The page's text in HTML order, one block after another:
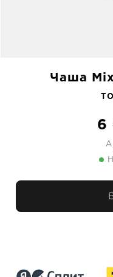
Чаша
6